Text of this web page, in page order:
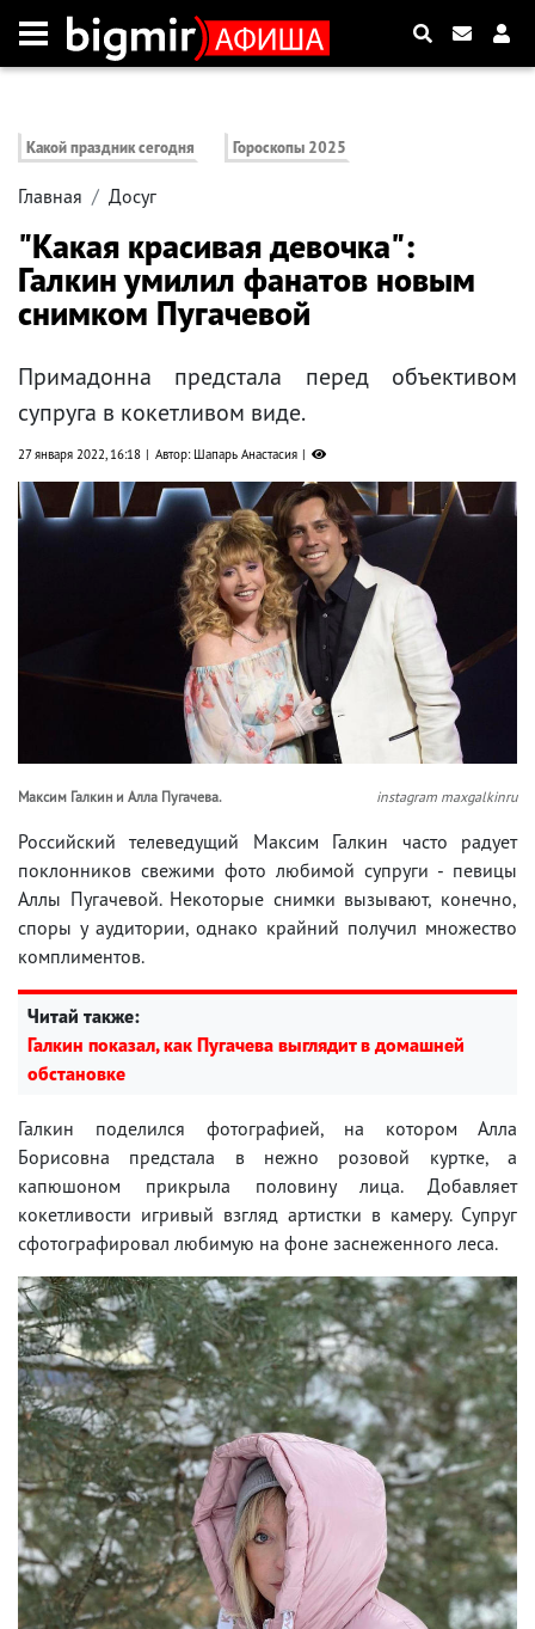
Какой праздник сегодня Гороскопы 2025
Главная Досуг
"Какая красивая девочка":
Галкин умилил фанатов новым
снимком Пугачевой
Примадонна предстала перед объективом
супруга в кокетливом виде.
27 января 2022, 16:18 Автор: Шапарь Анастасия
Максим Галкин и Алла Пугачева. instagram maxgalkinru
Российский телеведущий Максим Галкин часто радует
поклонников свежими фото любимой супруги - певицы
Аллы Пугачевой. Некоторые снимки вызывают, конечно,
споры у аудитории, однако крайний получил множество
комплиментов.
Читай также:
Галкин показал, как Пугачева выглядит в домашней
обстановке
Галкин поделился фотографией, на котором Алла
Борисовна предстала в нежно розовой куртке, а
капюшоном прикрыла половину лица. Добавляет
кокетливости игривый взгляд артистки в камеру. Супруг
сфотографировал любимую на фоне заснеженного леса.